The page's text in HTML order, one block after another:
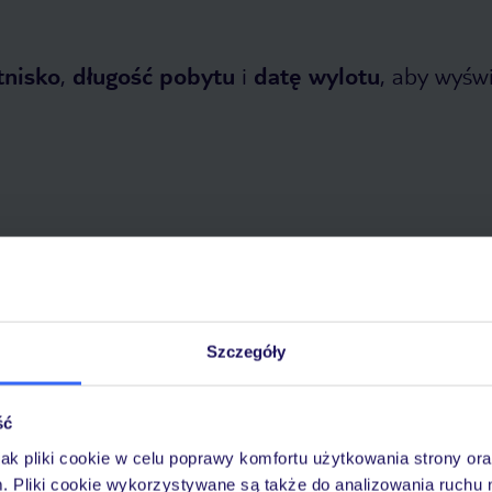
Szczegóły
pliki cookie w celu poprawy komfortu użytkowania strony
Pliki cookie wykorzystywane są także do analizowania ruchu
, długość pobytu i datę wylotu, aby
Dlaczego warto wybrać TUI?
30 lat w Polsce
Tylko u nas opieka na
wakacjach 24/7
10